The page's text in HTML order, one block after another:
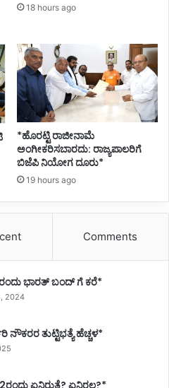
18 hours ago
*ಹೊರಟ್ಟಿ ರಾಜೀನಾಮೆ
ಅಂಗೀಕರಿಸಬಾರದು: ರಾಜ್ಯಪಾಲರಿಗೆ
ಬಿಜೆಪಿ ನಿಯೋಗ ದೂರು*
19 hours ago
Comments
ಭಾರತ್‌ ಬಂದ್‌ ಗೆ ಕರೆ*
2024
ನೌಕರರ ತುಟ್ಟಿಭತ್ಯೆ ಹೆಚ್ಚಳ*